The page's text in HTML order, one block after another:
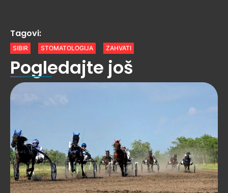
Tagovi:
SIBIR STOMATOLOGIJA ZAHVATI
Pogledajte još